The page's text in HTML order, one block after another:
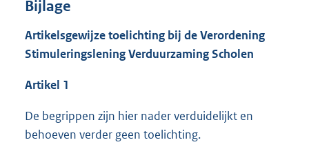
Bijlage
Artikelsgewijze toelichting bij de Verordening
Stimuleringslening Verduurzaming Scholen
Artikel 1
De begrippen zijn hier nader verduidelijkt en
behoeven verder geen toelichting.